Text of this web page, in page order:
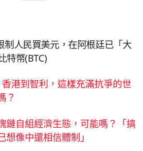
制人民買美元，在阿根廷已「大
特幣(BTC)
港到智利，這樣充滿抗爭的世
？
鏈自組經濟生態，可能嗎？「搞
像中還相信體制」